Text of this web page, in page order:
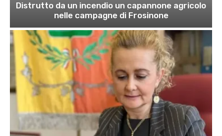
Distrutto da un incendio un capannone agricolo
nelle campagne di Frosinone